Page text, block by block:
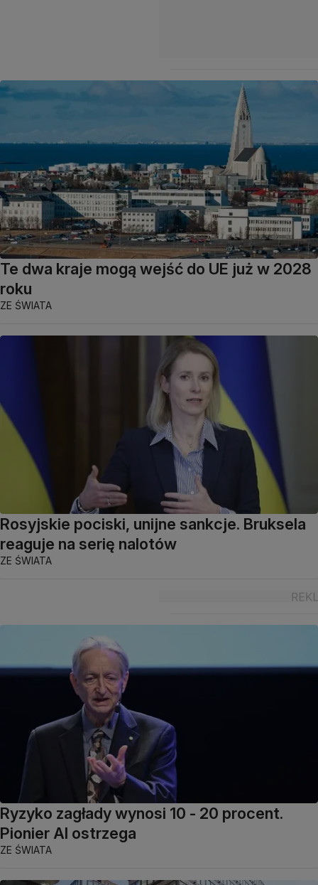
Te dwa kraje mogą wejść do UE już w 2028
roku
ZE ŚWIATA
Rosyjskie pociski, unijne sankcje. Bruksela
reaguje na serię nalotów
ZE ŚWIATA
Ryzyko zagłady wynosi 10 - 20 procent.
Pionier AI ostrzega
ZE ŚWIATA